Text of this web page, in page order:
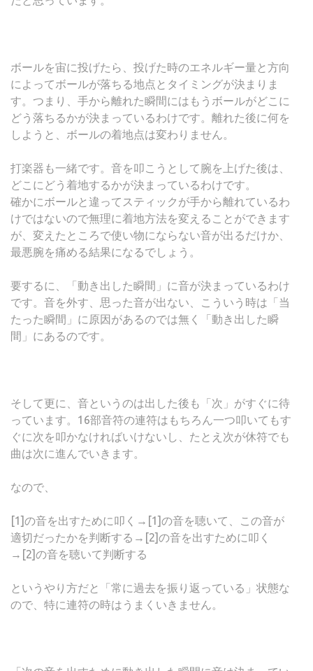
ボールを宙に投げたら、投げた時のエネルギー量と方向
によってボールが落ちる地点とタイミングが決まりま
す。つまり、手から離れた瞬間にはもうボールがどこに
どう落ちるかが決まっているわけです。離れた後に何を
しようと、ボールの着地点は変わりません。
打楽器も一緒です。音を叩こうとして腕を上げた後は、
どこにどう着地するかが決まっているわけです。
確かにボールと違ってスティックが手から離れているわ
けではないので無理に着地方法を変えることができます
が、変えたところで使い物にならない音が出るだけか、
最悪腕を痛める結果になるでしょう。
要するに、「動き出した瞬間」に音が決まっているわけ
です。音を外す、思った音が出ない、こういう時は「当
たった瞬間」に原因があるのでは無く「動き出した瞬
間」にあるのです。
そして更に、音というのは出した後も「次」がすぐに待
っています。16部音符の連符はもちろん一つ叩いてもす
ぐに次を叩かなければいけないし、たとえ次が休符でも
曲は次に進んでいきます。
なので、
[1]の音を出すために叩く→[1]の音を聴いて、この音が
適切だったかを判断する→[2]の音を出すために叩く
→[2]の音を聴いて判断する
というやり方だと「常に過去を振り返っている」状態な
ので、特に連符の時はうまくいきません。